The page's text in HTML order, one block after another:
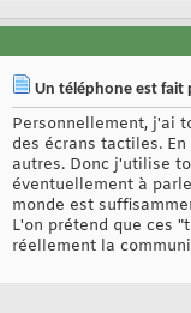
Un téléphone est fait
Personnellement, j'ai
des écrans tactiles.
autres. Donc j'utilise
éventuellement à
monde est
L'on prétend que ces
réellement la